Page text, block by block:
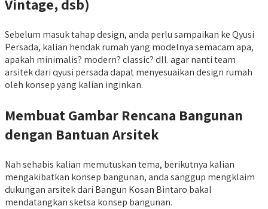
Vintage, dsb)
Sebelum masuk tahap design, anda perlu sampaikan ke Qyusi
Persada, kalian hendak rumah yang modelnya semacam apa,
apakah minimalis? modern? classic? dll. agar nanti team
arsitek dari qyusi persada dapat menyesuaikan design rumah
oleh konsep yang kalian inginkan.
Membuat Gambar Rencana Bangunan
dengan Bantuan Arsitek
Nah sehabis kalian memutuskan tema, berikutnya kalian
mengakibatkan konsep bangunan, anda sanggup mengklaim
dukungan arsitek dari Bangun Kosan Bintaro bakal
mendatangkan sketsa konsep bangunan.